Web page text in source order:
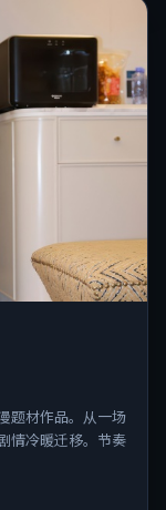
题材作品。从一场
情冷暖迁移。节奏